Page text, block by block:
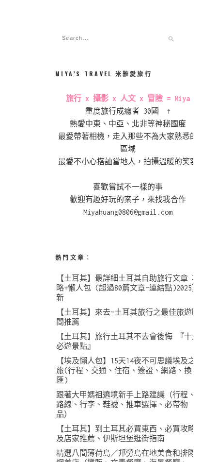
MIYA’S TRAVEL 米雅愛旅行
旅行 x 攝影 x 人文 x 冒險 = Miya
重度旅行成癮者 30國 ↑
熱愛中東、中亞、北非等神秘國度
最愛帶著相機，走入那些不為大家熟悉的
區域
最愛不小心搭訕當地人，拍攝溫暖的笑容
喜歡嘗試不一樣的事
歡迎有趣好玩的案子，來找我合作
Miyahuang0806@gmail.com
熱門文章︰
【土耳其】最詳細土耳其自助旅行文章 攻
略+懶人包 (超過80篇文章~連結點)2025更
新
【土耳其】來去~土耳其旅行之最佳旅遊時
間推薦
【土耳其】旅行土耳其不去會後悔 『十大
必遊景點』
【埃及懶人包】15天14夜不可思議埃及之
旅(行程、交通、住宿、簽證、網路、換
匯)
跟著大甲媽祖遶境新手上路建議（行程、
路線、行李、鞋襪、推車選擇、必帶物
品）
【土耳其】到土耳其必買東西、必買攻略
及店家推薦、伊斯坦堡逛街指南
精選八間薄荷島／邦勞島在地美食和排隊